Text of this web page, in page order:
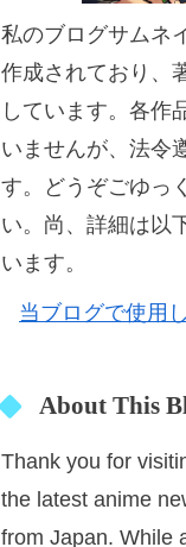
私のブログサムネ
作成されており、
しています。各作
いませんが、法令
す。どうぞごゆっ
い。尚、詳細は以
います。
当ブログで使用
About This
Thank you for
the latest anime
from Japan. While